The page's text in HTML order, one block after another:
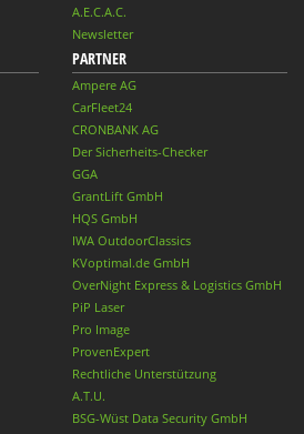
A.E.C.A.C.
Newsletter
PARTNER
Ampere AG
CarFleet24
CRONBANK AG
Der Sicherheits-Checker
GGA
GrantLift GmbH
HQS GmbH
IWA OutdoorClassics
KVoptimal.de GmbH
OverNight Express & Logistics GmbH
PiP Laser
Pro Image
ProvenExpert
Rechtliche Unterstützung
A.T.U.
BSG-Wüst Data Security GmbH